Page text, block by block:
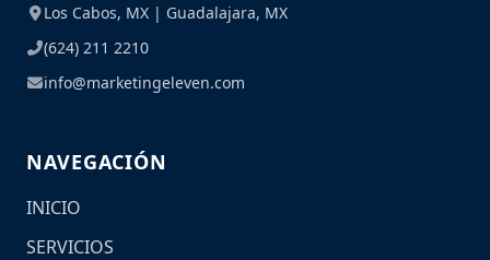
Los Cabos, MX | Guadalajara, MX
(624) 211 2210
info@marketingeleven.com
NAVEGACIÓN
INICIO
SERVICIOS